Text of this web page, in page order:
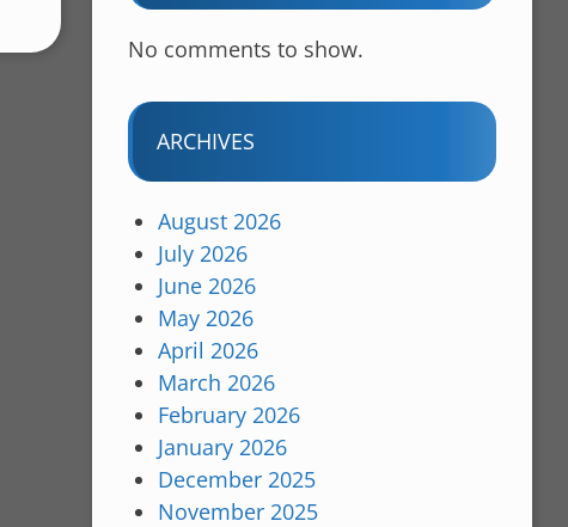
No comments to show.
ARCHIVES
August 2026
July 2026
June 2026
May 2026
April 2026
March 2026
February 2026
January 2026
December 2025
November 2025